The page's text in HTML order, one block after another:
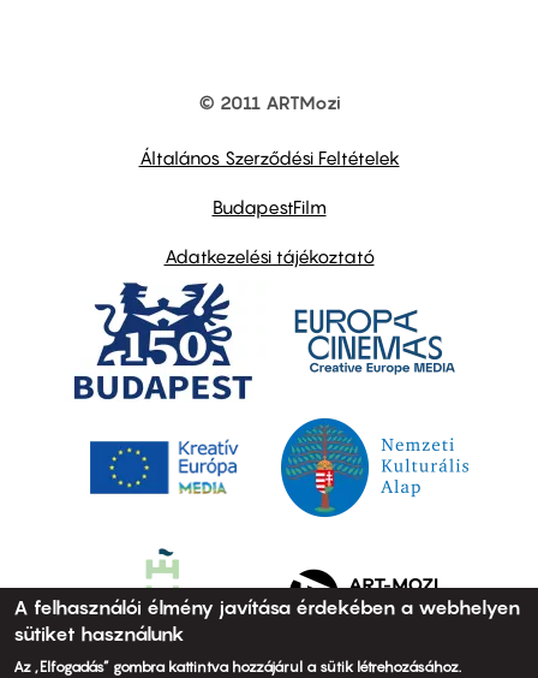
© 2011 ARTMozi
Általános Szerződési Feltételek
BudapestFilm
Adatkezelési tájékoztató
A felhasználói élmény javítása érdekében a webhelyen
sütiket használunk
Az „Elfogadás” gombra kattintva hozzájárul a sütik létrehozásához.